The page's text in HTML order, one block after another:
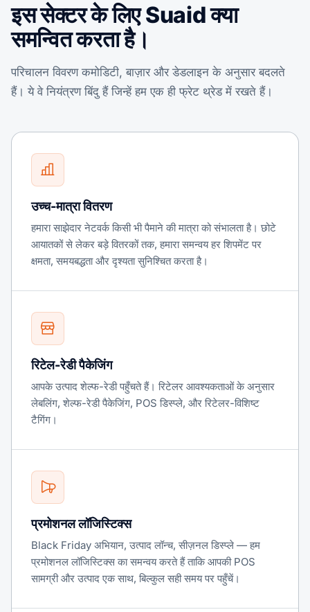
इस सेक्टर के लिए Suaid क्या
समन्वित करता है।
परिचालन विवरण कमोडिटी, बाज़ार और डेडलाइन के अनुसार बदलते
हैं। ये वे नियंत्रण बिंदु हैं जिन्हें हम एक ही फ्रेट थ्रेड में रखते हैं।
उच्च-मात्रा वितरण
हमारा साझेदार नेटवर्क किसी भी पैमाने की मात्रा को संभालता है। छोटे
आयातकों से लेकर बड़े वितरकों तक, हमारा समन्वय हर शिपमेंट पर
क्षमता, समयबद्धता और दृश्यता सुनिश्चित करता है।
रिटेल-रेडी पैकेजिंग
आपके उत्पाद शेल्फ-रेडी पहुँचते हैं। रिटेलर आवश्यकताओं के अनुसार
लेबलिंग, शेल्फ-रेडी पैकेजिंग, POS डिस्प्ले, और रिटेलर-विशिष्ट
टैगिंग।
प्रमोशनल लॉजिस्टिक्स
Black Friday अभियान, उत्पाद लॉन्च, सीज़नल डिस्प्ले — हम
प्रमोशनल लॉजिस्टिक्स का समन्वय करते हैं ताकि आपकी POS
सामग्री और उत्पाद एक साथ, बिल्कुल सही समय पर पहुँचें।